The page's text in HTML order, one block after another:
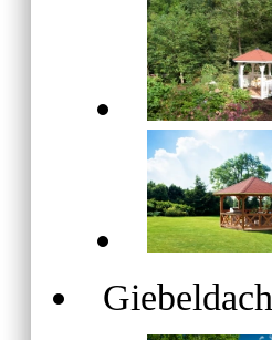
Giebeldach